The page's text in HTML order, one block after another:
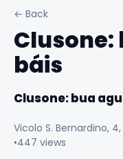
← Back
Clusone:
báis
Clusone: bua
Vicolo S. Bernardino,
•447 views